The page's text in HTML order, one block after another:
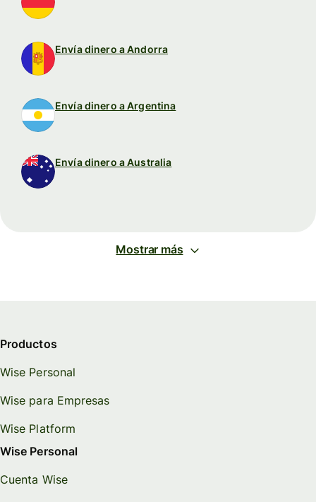
Envía dinero a Andorra
Envía dinero a Argentina
Envía dinero a Australia
Mostrar más
Productos
Wise Personal
Wise para Empresas
Wise Platform
Wise Personal
Cuenta Wise